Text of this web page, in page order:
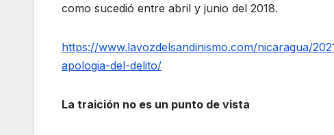
como sucedió entre abril y junio del 2018.
https://www.lavozdelsandinismo.com/nicaragua/
apologia-del-delito/
La traición no es un punto de vista